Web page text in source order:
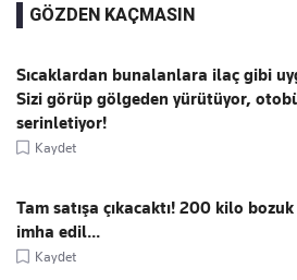
GÖZDEN KAÇMASIN
Sıcaklardan bunalanlara ilaç gibi
Sizi görüp gölgeden yürütüyor,
serinletiyor!
Kaydet
Tam satışa çıkacaktı! 200 kilo
imha edil...
Kaydet